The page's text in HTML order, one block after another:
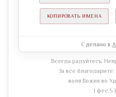
КОПИРОВАТЬ ИМЕНА
Сделано в
Всегда радуйтесь.
За все
воля Божия во
1 фес.5